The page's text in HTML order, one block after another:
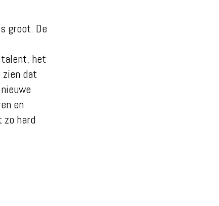
groot. De
talent, het
zien dat
en
hard